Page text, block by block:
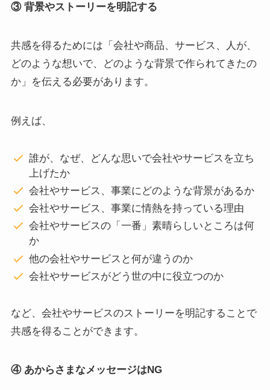
③ 背景やストーリーを明記する
共感を得るためには「会社や商品、サービス、人が、
どのような想いで、どのような背景で作られてきたの
か」を伝える必要があります。
例えば、
誰が、なぜ、どんな思いで会社やサービスを立ち
上げたか
会社やサービス、事業にどのような背景があるか
会社やサービス、事業に情熱を持っている理由
会社やサービスの「一番」素晴らしいところは何
か
他の会社やサービスと何が違うのか
会社やサービスがどう世の中に役立つのか
など、会社やサービスのストーリーを明記することで
共感を得ることができます。
④ あからさまなメッセージはNG